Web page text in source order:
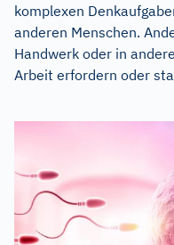
komplexen
anderen Menschen.
Handwerk oder in
Arbeit erfordern oder